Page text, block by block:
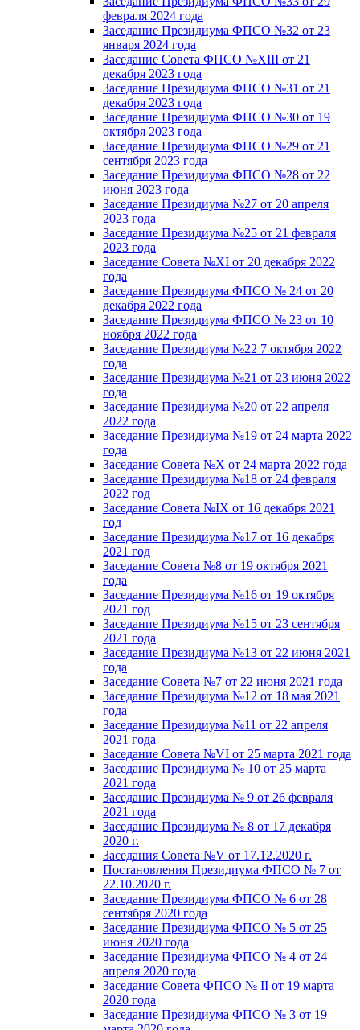
февраля 2024 года
Заседание Президиума ФПСО №32 от 23
января 2024 года
Заседание Совета ФПСО №XIII от 21
декабря 2023 года
Заседание Президиума ФПСО №31 от 21
декабря 2023 года
Заседание Президиума ФПСО №30 от 19
октября 2023 года
Заседание Президиума ФПСО №29 от 21
сентября 2023 года
Заседание Президиума ФПСО №28 от 22
июня 2023 года
Заседание Президиума №27 от 20 апреля
2023 года
Заседание Президиума №25 от 21 февраля
2023 года
Заседание Совета №XI от 20 декабря 2022
года
Заседание Президиума ФПСО № 24 от 20
декабря 2022 года
Заседание Президиума ФПСО № 23 от 10
ноября 2022 года
Заседание Президиума №22 7 октября 2022
года
Заседание Президиума №21 от 23 июня 2022
года
Заседание Президиума №20 от 22 апреля
2022 года
Заседание Президиума №19 от 24 марта 2022
года
Заседание Совета №X от 24 марта 2022 года
Заседание Президиума №18 от 24 февраля
2022 год
Заседание Совета №IX от 16 декабря 2021
год
Заседание Президиума №17 от 16 декабря
2021 год
Заседание Совета №8 от 19 октября 2021
года
Заседание Президиума №16 от 19 октября
2021 год
Заседание Президиума №15 от 23 сентября
2021 года
Заседание Президиума №13 от 22 июня 2021
года
Заседание Совета №7 от 22 июня 2021 года
Заседание Президиума №12 от 18 мая 2021
года
Заседание Президиума №11 от 22 апреля
2021 года
Заседание Совета №VI от 25 марта 2021 года
Заседание Президиума № 10 от 25 марта
2021 года
Заседание Президиума № 9 от 26 февраля
2021 года
Заседание Президиума № 8 от 17 декабря
2020 г.
Заседания Совета №V от 17.12.2020 г.
Постановления Президиума ФПСО № 7 от
22.10.2020 г.
Заседание Президиума ФПСО № 6 от 28
сентября 2020 года
Заседание Президиума ФПСО № 5 от 25
июня 2020 года
Заседание Президиума ФПСО № 4 от 24
апреля 2020 года
Заседание Совета ФПСО № II от 19 марта
2020 года
Заседание Президиума ФПСО № 3 от 19